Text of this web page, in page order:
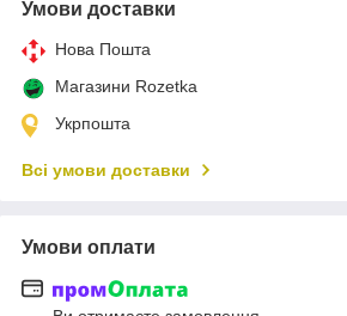
Умови доставки
Нова Пошта
Магазини Rozetka
Укрпошта
Всі умови доставки
Умови оплати